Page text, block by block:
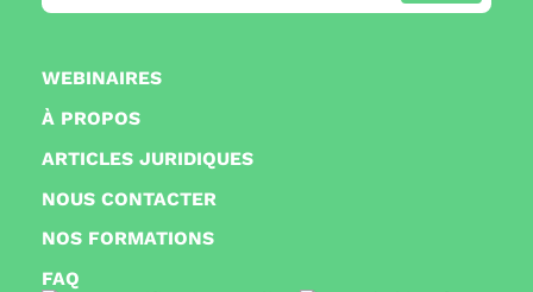
NOS FORMATIONS
ARTICLES JURIDIQUES
WEBINAIRES
NOUS CONTACTER
À PROPOS
FAQ